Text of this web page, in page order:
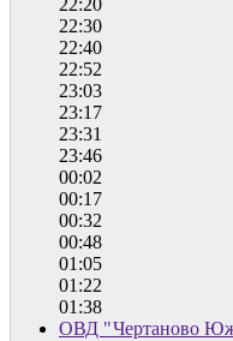
22:20
22:30
22:40
22:52
23:03
23:17
23:31
23:46
00:02
00:17
00:32
00:48
01:05
01:22
01:38
ОВД "Чертаново